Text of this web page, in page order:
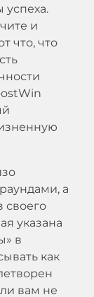
и
что, что
а
своего
указана
в
как
вам не